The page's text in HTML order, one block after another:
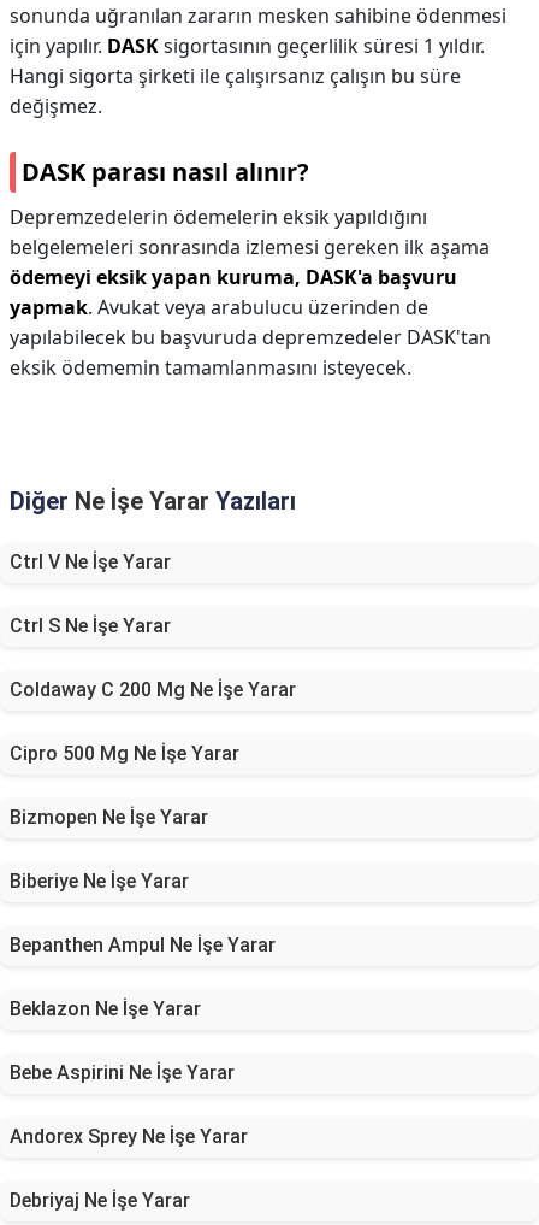
sonunda uğranılan zararın mesken sahibine ödenmesi
için yapılır. DASKsigortasının geçerlilik süresi 1 yıldır.
Hangi sigorta şirketi ile çalışırsanız çalışın bu süre
değişmez.
DASK parası nasıl alınır?
Depremzedelerin ödemelerin eksik yapıldığını
belgelemeleri sonrasında izlemesi gereken ilk aşama
ödemeyi eksik yapan kuruma, DASK'a başvuru
yapmak. Avukat veya arabulucu üzerinden de
yapılabilecek bu başvuruda depremzedeler DASK'tan
eksik ödememin tamamlanmasını isteyecek.
Diğer Ne İşe Yarar Yazıları
Ctrl V Ne İşe Yarar
Ctrl S Ne İşe Yarar
Coldaway C 200 Mg Ne İşe Yarar
Cipro 500 Mg Ne İşe Yarar
Bizmopen Ne İşe Yarar
Biberiye Ne İşe Yarar
Bepanthen Ampul Ne İşe Yarar
Beklazon Ne İşe Yarar
Bebe Aspirini Ne İşe Yarar
Andorex Sprey Ne İşe Yarar
Debriyaj Ne İşe Yarar